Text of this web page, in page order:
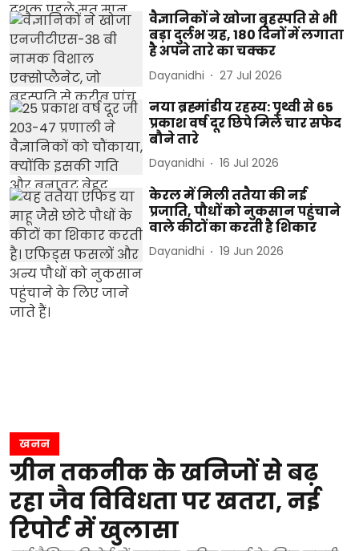
वैज्ञानिकों ने खोजा बृहस्पति से भी
बड़ा दुर्लभ ग्रह, 180 दिनों में लगाता
है अपने तारे का चक्कर
Dayanidhi 27 Jul 2026
नया ब्रह्मांडीय रहस्य: पृथ्वी से 65
प्रकाश वर्ष दूर छिपे मिले चार सफेद
बौने तारे
Dayanidhi 16 Jul 2026
केरल में मिली ततैया की नई
प्रजाति, पौधों को नुकसान पहुंचाने
वाले कीटों का करती है शिकार
Dayanidhi 19 Jun 2026
खनन
ग्रीन तकनीक के खनिजों से बढ़
रहा जैव विविधता पर खतरा, नई
रिपोर्ट में खुलासा